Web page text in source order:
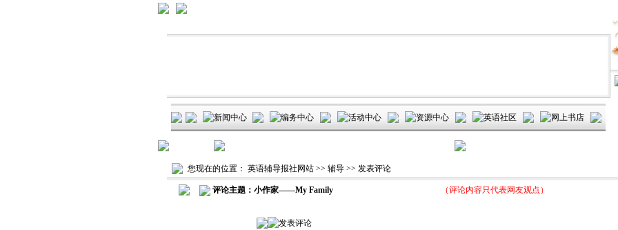
您现在的位置： 英语辅导报社网站>> 辅导>> 发表评论
评论主题：小作家——My Family （评论内容只代表网友观点）